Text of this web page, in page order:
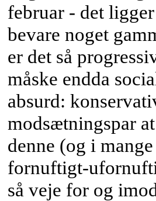
februar - det
bevare noget
er det så
måske endda
absurd:
modsætningspar
denne (og i
fornuftigt-
så veje for og